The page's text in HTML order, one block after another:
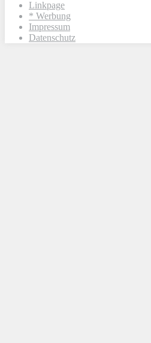
Linkpage
* Werbung
Impressum
Datenschutz